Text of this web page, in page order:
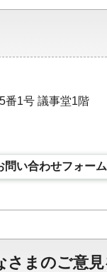
番1号 議事堂1階
問い合わせフォーム
まのご意